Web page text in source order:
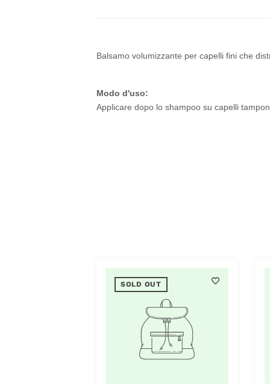
Balsamo volumizzante per capelli fini che
Modo d'uso:
Applicare dopo lo shampoo su capelli
SOLD OUT